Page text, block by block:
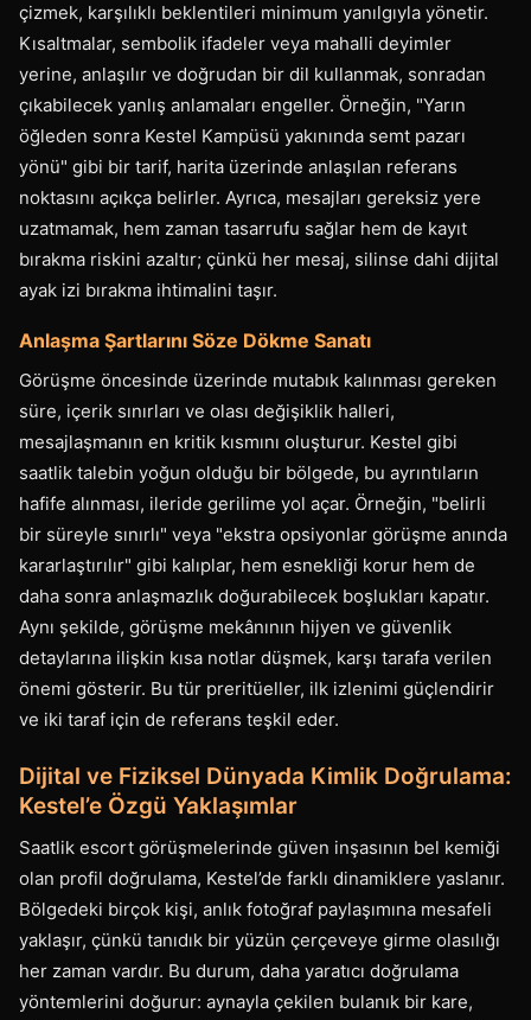
çizmek, karşılıklı beklentileri minimum yanılgıyla yönetir.
Kısaltmalar, sembolik ifadeler veya mahalli deyimler
yerine, anlaşılır ve doğrudan bir dil kullanmak, sonradan
çıkabilecek yanlış anlamaları engeller. Örneğin, "Yarın
öğleden sonra Kestel Kampüsü yakınında semt pazarı
yönü" gibi bir tarif, harita üzerinde anlaşılan referans
noktasını açıkça belirler. Ayrıca, mesajları gereksiz yere
uzatmamak, hem zaman tasarrufu sağlar hem de kayıt
bırakma riskini azaltır; çünkü her mesaj, silinse dahi dijital
ayak izi bırakma ihtimalini taşır.
Anlaşma Şartlarını Söze Dökme Sanatı
Görüşme öncesinde üzerinde mutabık kalınması gereken
süre, içerik sınırları ve olası değişiklik halleri,
mesajlaşmanın en kritik kısmını oluşturur. Kestel gibi
saatlik talebin yoğun olduğu bir bölgede, bu ayrıntıların
hafife alınması, ileride gerilime yol açar. Örneğin, "belirli
bir süreyle sınırlı" veya "ekstra opsiyonlar görüşme anında
kararlaştırılır" gibi kalıplar, hem esnekliği korur hem de
daha sonra anlaşmazlık doğurabilecek boşlukları kapatır.
Aynı şekilde, görüşme mekânının hijyen ve güvenlik
detaylarına ilişkin kısa notlar düşmek, karşı tarafa verilen
önemi gösterir. Bu tür preritüeller, ilk izlenimi güçlendirir
ve iki taraf için de referans teşkil eder.
Dijital ve Fiziksel Dünyada Kimlik Doğrulama:
Kestel’e Özgü Yaklaşımlar
Saatlik escort görüşmelerinde güven inşasının bel kemiği
olan profil doğrulama, Kestel’de farklı dinamiklere yaslanır.
Bölgedeki birçok kişi, anlık fotoğraf paylaşımına mesafeli
yaklaşır, çünkü tanıdık bir yüzün çerçeveye girme olasılığı
her zaman vardır. Bu durum, daha yaratıcı doğrulama
yöntemlerini doğurur: aynayla çekilen bulanık bir kare,